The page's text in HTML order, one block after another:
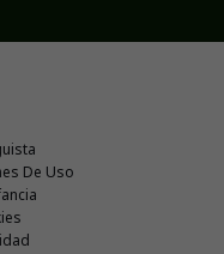
De Uso